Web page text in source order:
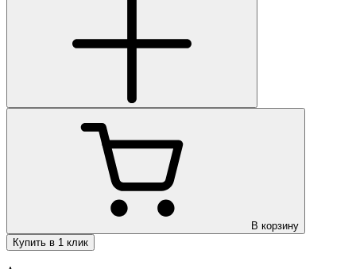
В корзину
Купить в 1 клик